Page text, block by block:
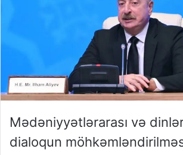
Mədəniyyətlərarası və
dialoqun